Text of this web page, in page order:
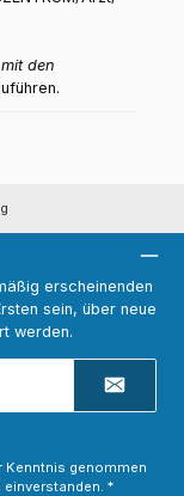
den
erscheinenden
sein, über neue
werden.
Kenntnis genommen
*